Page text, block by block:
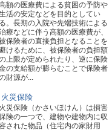
額の医療費による貧困の予防や
活の安定などを目的としてい
る。長期の入院や先端技術による
療などに伴う高額の医療費が、
保険者の直接負担となることを
けるために、被保険者の負担額
上限が定められたり、逆に保険
の支給額が膨らむことで保険者
財源が...
火災保険
火災保険（かさいほけん）は損害
険の一つで、建物や建物内に収
された物品（住宅内の家財用